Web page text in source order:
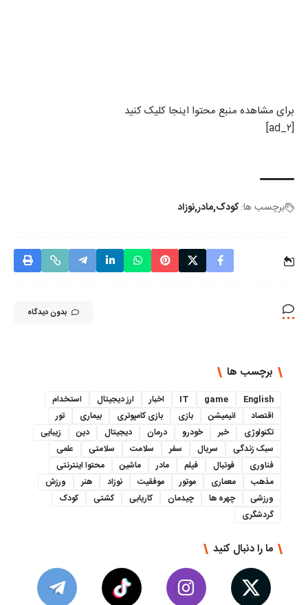
برای مشاهده منبع محتوا اینجا کلیک کنید
[ad_۲]
برچسب ها:کودک مادرنوزاد
بدون دیدگاه
برچسب ها
English
game
IT اخبار ارز دیجیتال
استخدام
اقتصاد
انیمیشن بازی بازی کامپوتری بیماری
تور
تکنولوژی
خبر خودرو درمان دیجیتال دین
زیبایی
سبک زندگی
سریال سفر سلامت سلامتی
علمی
فناوری
فوتبال فیلم مادر ماشین
محتوا اینترنتی
مذهب
معماری موتور موفقیت نوزاد هنر
ورزش
ورزشی
چهره ها چیدمان کاریابی کشتی
کودک
گردشگری
ما را دنبال کنید